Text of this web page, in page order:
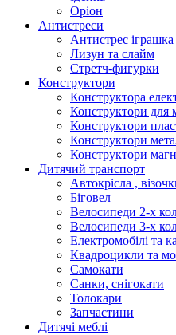
Оріон
Антистреси
Антистрес іграшка
Лизун та слайм
Стретч-фигурки
Конструктори
Конструктора
Конструктори для
Конструктори
Конструктори
Конструктори
Дитячий транспорт
Автокрісла ,
Біговел
Велосипеди 2-х
Велосипеди 3-х
Електромобілі та
Квадроцикли та
Самокати
Санки, снігокати
Толокари
Запчастини
Дитячі меблі